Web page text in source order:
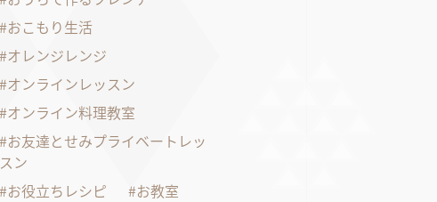
おこもり生活
オレンジレンジ
オンラインレッスン
オンライン料理教室
お友達とせみプライベートレッ
スン
お役立ちレシピ
お教室